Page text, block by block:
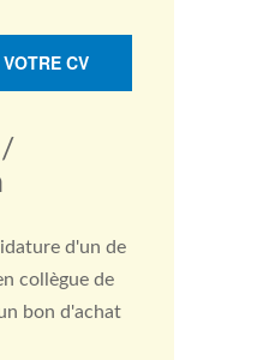
CV
d'un de
collègue de
bon d'achat